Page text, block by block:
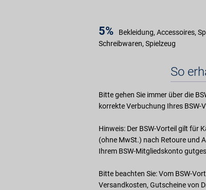
5%
Bekleidung, Accessoires,
Schreibwaren, Spielzeug
So
Bitte gehen Sie immer über die
korrekte Verbuchung Ihres
Hinweis: Der BSW-Vorteil gilt für
(ohne MwSt.) nach Retoure und
Ihrem BSW-Mitgliedskonto
Bitte beachten Sie: Vom BSW-
Versandkosten, Gutscheine von